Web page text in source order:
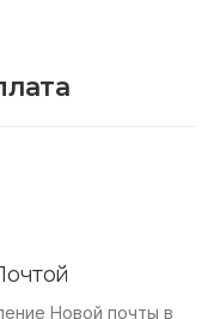
Новой почты в